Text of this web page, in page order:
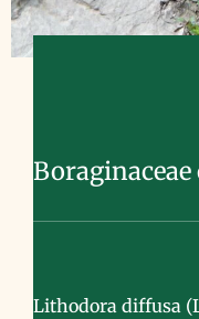
Lithodora diffusa